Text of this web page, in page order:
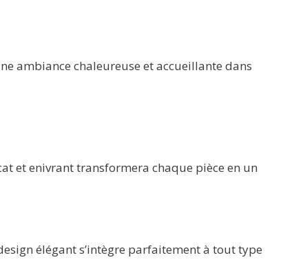
ambiance chaleureuse et accueillante dans
et enivrant transformera chaque pièce en un
élégant s’intègre parfaitement à tout type